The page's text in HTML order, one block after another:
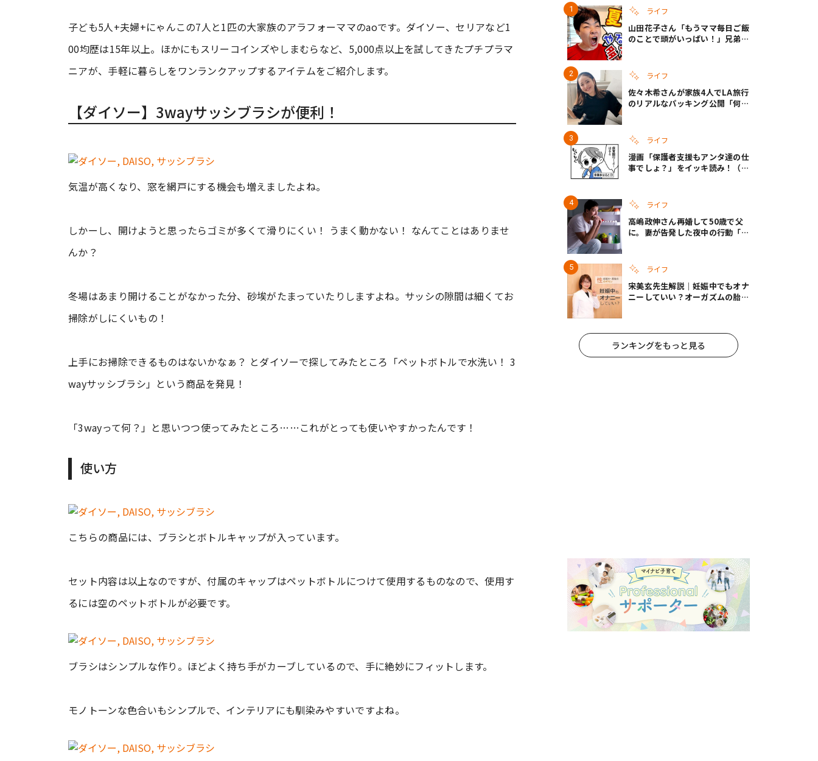
子ども5人+夫婦+にゃんこの7人と1匹の大家族のアラフォーママのaoです。ダイソー、セリアなど1
00均歴は15年以上。ほかにもスリーコインズやしまむらなど、5,000点以上を試してきたプチプラマ
ニアが、手軽に暮らしをワンランクアップするアイテムをご紹介します。
【ダイソー】3wayサッシブラシが便利！
気温が高くなり、窓を網戸にする機会も増えましたよね。
しかーし、開けようと思ったらゴミが多くて滑りにくい！ うまく動かない！ なんてことはありませ
んか？
冬場はあまり開けることがなかった分、砂埃がたまっていたりしますよね。サッシの隙間は細くてお
掃除がしにくいもの！
上手にお掃除できるものはないかなぁ？ とダイソーで探してみたところ「ペットボトルで水洗い！ 3
wayサッシブラシ」という商品を発見！
「3wayって何？」と思いつつ使ってみたところ……これがとっても使いやすかったんです！
使い方
こちらの商品には、ブラシとボトルキャップが入っています。
セット内容は以上なのですが、付属のキャップはペットボトルにつけて使用するものなので、使用す
るには空のペットボトルが必要です。
ブラシはシンプルな作り。ほどよく持ち手がカーブしているので、手に絶妙にフィットします。
モノトーンな色合いもシンプルで、インテリアにも馴染みやすいですよね。
ライフ
山田花子さん「もうママ毎日ご飯
のことで頭がいっぱい！」兄弟夏
ライフ
佐々木希さんが家族4人でLA旅行
のリアルなパッキング公開「何が
ライフ
漫画「保護者支援もアンタ達の仕
事でしょ？」をイッキ読み！（右
ライフ
高嶋政伸さん再婚して50歳で父
に。妻が告発した夜中の行動「こ
ライフ
宋美玄先生解説｜妊娠中でもオナ
ニーしていい？オーガズムの胎児
ランキングをもっと見る